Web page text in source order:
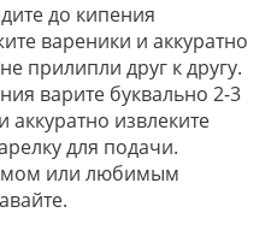
до кипения
вареники и аккуратно
прилипли друг к другу.
варите буквально 2-3
извлеките
для подачи.
или любимым